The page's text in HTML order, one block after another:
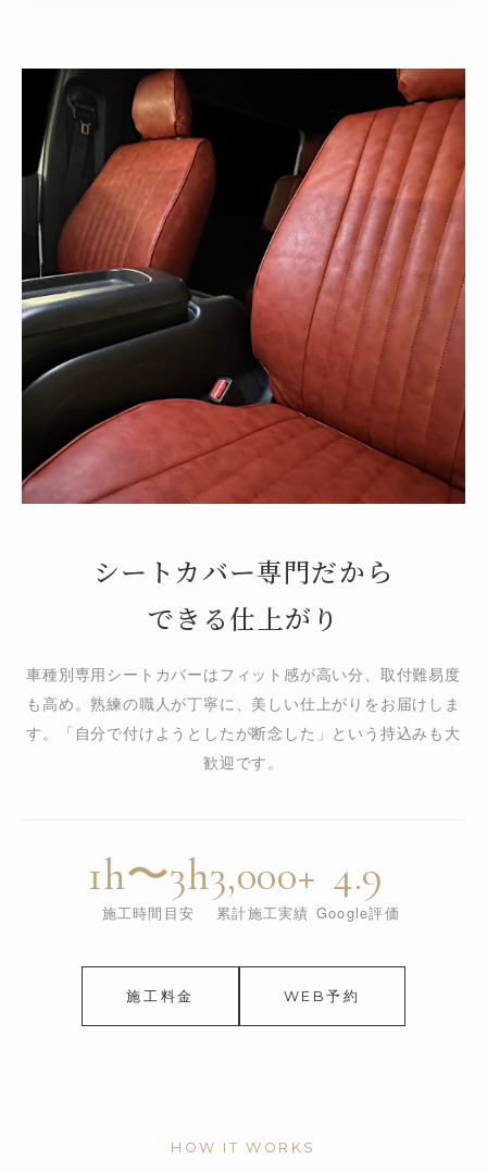
シートカバー専門だから
できる仕上がり
車種別専用シートカバーはフィット感が高い分、取付難易度
も高め。熟練の職人が丁寧に、美しい仕上がりをお届けしま
す。「自分で付けようとしたが断念した」という持込みも大
歓迎です。
1h〜3h
施工時間目安
3,000+
累計施工実績
4.9
Google評価
施工料金 WEB予約
HOW IT WORKS